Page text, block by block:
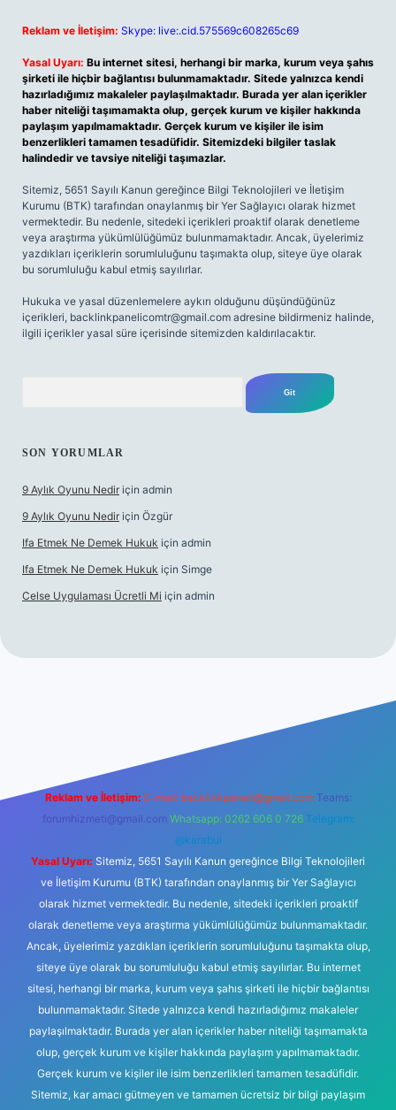
Reklam ve İletişim: Skype: live:.cid.575569c608265c69
Yasal Uyarı: Bu internet sitesi, herhangi bir marka, kurum veya şahıs
şirketi ile hiçbir bağlantısı bulunmamaktadır. Sitede yalnızca kendi
hazırladığımız makaleler paylaşılmaktadır. Burada yer alan içerikler
haber niteliği taşımamakta olup, gerçek kurum ve kişiler hakkında
paylaşım yapılmamaktadır. Gerçek kurum ve kişiler ile isim
benzerlikleri tamamen tesadüfidir. Sitemizdeki bilgiler taslak
halindedir ve tavsiye niteliği taşımazlar.
Sitemiz, 5651 Sayılı Kanun gereğince Bilgi Teknolojileri ve İletişim
Kurumu (BTK) tarafından onaylanmış bir Yer Sağlayıcı olarak hizmet
vermektedir. Bu nedenle, sitedeki içerikleri proaktif olarak denetleme
veya araştırma yükümlülüğümüz bulunmamaktadır. Ancak, üyelerimiz
yazdıkları içeriklerin sorumluluğunu taşımakta olup, siteye üye olarak
bu sorumluluğu kabul etmiş sayılırlar.
Hukuka ve yasal düzenlemelere aykırı olduğunu düşündüğünüz
içerikleri, backlinkpanelicomtr@gmail.com adresine bildirmeniz halinde,
ilgili içerikler yasal süre içerisinde sitemizden kaldırılacaktır.
SON YORUMLAR
9 Aylık Oyunu Nedir için admin
9 Aylık Oyunu Nedir için Özgür
Ifa Etmek Ne Demek Hukuk için admin
Ifa Etmek Ne Demek Hukuk için Simge
Celse Uygulaması Ücretli Mi için admin
Reklam ve İletişim: E-mail: backlinkpaneli@gmail.com Teams:
forumhizmeti@gmail.com Whatsapp: 0262 606 0 726 Telegram:
@karabul
Yasal Uyarı: Sitemiz, 5651 Sayılı Kanun gereğince Bilgi Teknolojileri
ve İletişim Kurumu (BTK) tarafından onaylanmış bir Yer Sağlayıcı
olarak hizmet vermektedir. Bu nedenle, sitedeki içerikleri proaktif
olarak denetleme veya araştırma yükümlülüğümüz bulunmamaktadır.
Ancak, üyelerimiz yazdıkları içeriklerin sorumluluğunu taşımakta olup,
siteye üye olarak bu sorumluluğu kabul etmiş sayılırlar. Bu internet
sitesi, herhangi bir marka, kurum veya şahıs şirketi ile hiçbir bağlantısı
bulunmamaktadır. Sitede yalnızca kendi hazırladığımız makaleler
paylaşılmaktadır. Burada yer alan içerikler haber niteliği taşımamakta
olup, gerçek kurum ve kişiler hakkında paylaşım yapılmamaktadır.
Gerçek kurum ve kişiler ile isim benzerlikleri tamamen tesadüfidir.
Sitemiz, kar amacı gütmeyen ve tamamen ücretsiz bir bilgi paylaşım